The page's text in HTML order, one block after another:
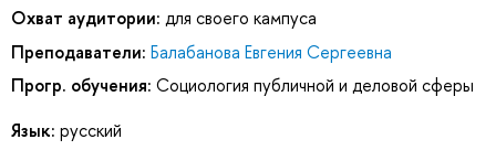
Охват аудитории: для своего кампуса
Преподаватели: Балабанова Евгения Сергеевна
Прогр. обучения: Социология публичной и деловой сферы
Язык: русский